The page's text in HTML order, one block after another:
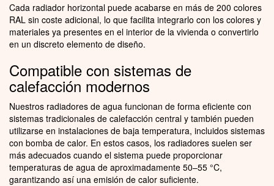
Cada radiador horizontal puede acabarse en más de 200 colores
RAL sin coste adicional, lo que facilita integrarlo con los colores y
materiales ya presentes en el interior de la vivienda o convertirlo
en un discreto elemento de diseño.
Compatible con sistemas de
calefacción modernos
Nuestros radiadores de agua funcionan de forma eficiente con
sistemas tradicionales de calefacción central y también pueden
utilizarse en instalaciones de baja temperatura, incluidos sistemas
con bomba de calor. En estos casos, los radiadores suelen ser
más adecuados cuando el sistema puede proporcionar
temperaturas de agua de aproximadamente 50–55 °C,
garantizando así una emisión de calor suficiente.